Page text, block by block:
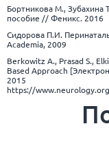
Бортникова М., Зубахина
пособие // Феникс. 2016
Сидорова П.И.
Academia, 2009
Berkowitz A., Prasad S.,
Based Approach
2015
https://